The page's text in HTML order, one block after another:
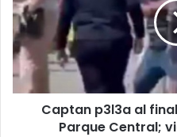
finalizar
graduación
en
el
Parque
Central;
Captan p3l3a al
Parque Central;